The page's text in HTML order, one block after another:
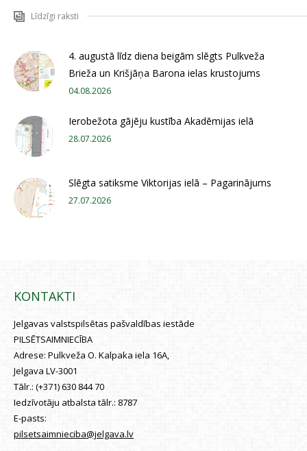
Līdzīgi raksti
4. augustā līdz diena beigām slēgts Pulkveža
Brieža un Krišjāņa Barona ielas krustojums
04.08.2026
Ierobežota gājēju kustība Akadēmijas ielā
28.07.2026
Slēgta satiksme Viktorijas ielā – Pagarinājums
27.07.2026
KONTAKTI
Jelgavas valstspilsētas pašvaldības iestāde
PILSĒTSAIMNIECĪBA
Adrese: Pulkveža O. Kalpaka iela 16A,
Jelgava LV-3001
Tālr.: (+371) 630 844 70
Iedzīvotāju atbalsta tālr.: 8787
E-pasts:
pilsetsaimnieciba@jelgava.lv